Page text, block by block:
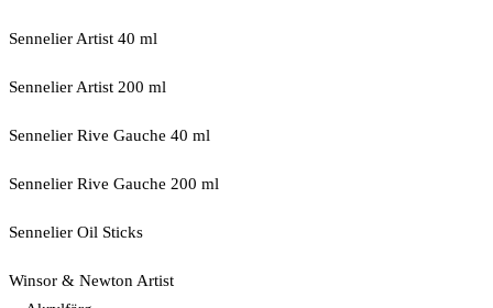
Sennelier Artist 40 ml
Sennelier Artist 200 ml
Sennelier Rive Gauche 40 ml
Sennelier Rive Gauche 200 ml
Sennelier Oil Sticks
Winsor & Newton Artist